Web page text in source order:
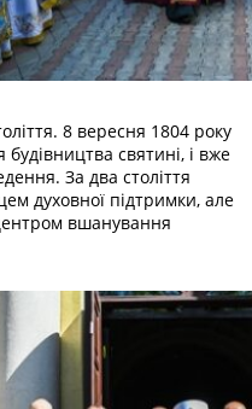
8 вересня 1804 року
святині, і вже
За два століття
духовної підтримки, але
вшанування